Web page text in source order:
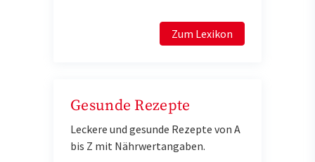
Zum Lexikon
Gesunde Rezepte
Leckere und gesunde Rezepte von A
bis Z mit Nährwertangaben.